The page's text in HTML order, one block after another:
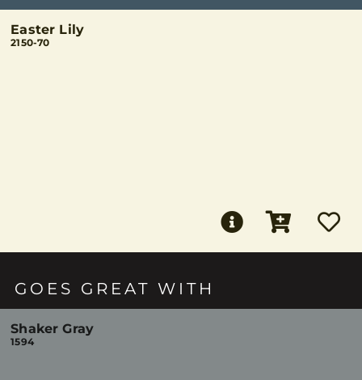
Easter Lily
2150-70
GOES GREAT WITH
Shaker Gray
1594